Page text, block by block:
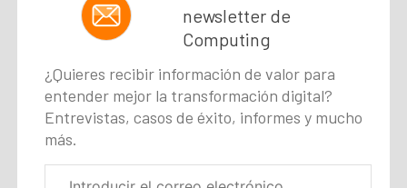
newsletter de
Computing
¿Quieres recibir información de valor para
entender mejor la transformación digital?
Entrevistas, casos de éxito, informes y mucho
más.